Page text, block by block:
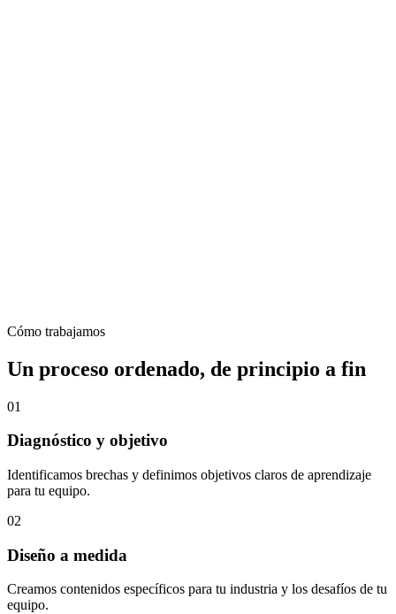
Cómo trabajamos
Un proceso ordenado, de principio a fin
01
Diagnóstico y objetivo
Identificamos brechas y definimos objetivos claros de aprendizaje
para tu equipo.
02
Diseño a medida
Creamos contenidos específicos para tu industria y los desafíos de tu
equipo.